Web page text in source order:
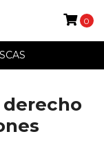
0
derecho